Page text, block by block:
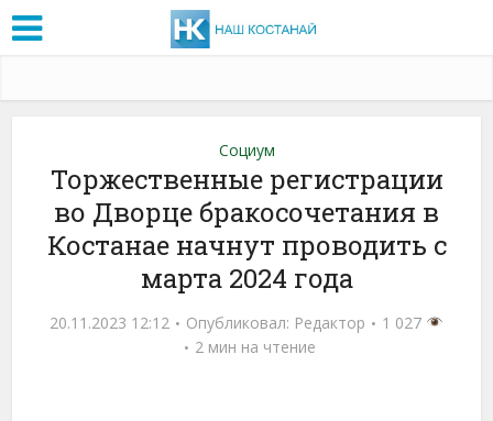
Социум
Торжественные регистрации
во Дворце бракосочетания в
Костанае начнут проводить с
марта 2024 года
20.11.2023 12:12 Опубликовал: Редактор
1 027
2 мин на чтение